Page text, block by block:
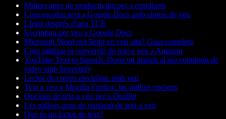
Millors apps de productivitat per a estudiants
Com escoltar text a Google Docs amb síntesi de veu
Llegir després d'una TCE
Escriptura per veu a Google Docs
Microsoft Word pot llegir en veu alta? Guia completa
Com utilitzar la conversió de text a veu a Amazon
YouTube Text to Speech: Dona un impuls al teu contingut de
vídeo amb Speechify
Lector de correu electrònic amb veu
Text a veu a Mozilla Firefox: les millors opcions
Opcions de text a veu per a Quizlet
Les millors apps de narració de text a veu
Què és un lector de text?